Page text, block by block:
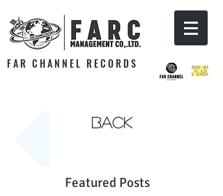
F A R C H A N N E L R E C O R D S
Back
Featured Posts